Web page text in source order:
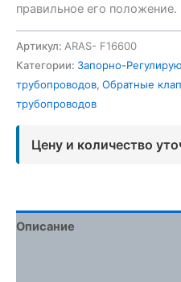
правильное его положение.
Артикул: ARAS- F16600
Категории: Запорно-
трубопроводов, Обратные
трубопроводов
Цену и количество
Описание